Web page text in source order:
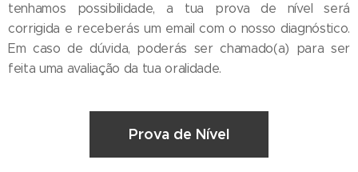
tenhamos possibilidade, a tua prova de nível será
corrigida e receberás um email com o nosso diagnóstico.
Em caso de dúvida, poderás ser chamado(a) para ser
feita uma avaliação da tua oralidade.
Prova de Nível